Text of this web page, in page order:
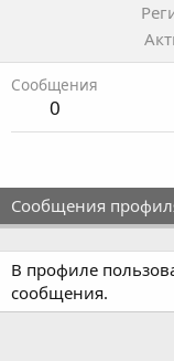
Сообщения
0
Сообщения
В профиле
сообщения.